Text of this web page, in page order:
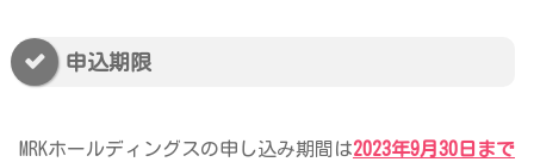
申込期限
MRKホールディングスの申し込み期間は2023年9月30日まで